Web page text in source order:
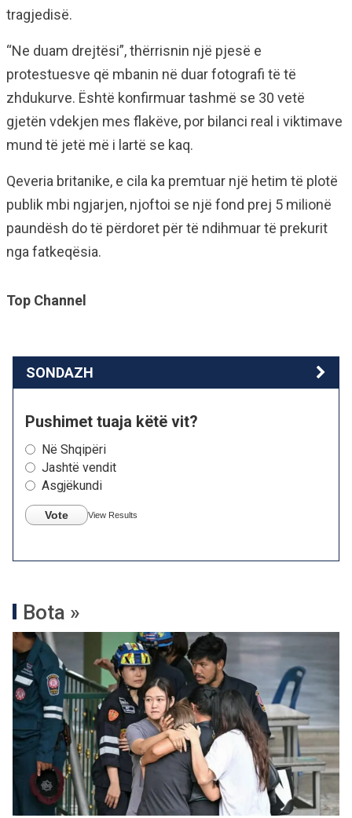
tragjedisë.
“Ne duam drejtësi”, thërrisnin një pjesë e
protestuesve që mbanin në duar fotografi të të
zhdukurve. Është konfirmuar tashmë se 30 vetë
gjetën vdekjen mes flakëve, por bilanci real i viktimave
mund të jetë më i lartë se kaq.
Qeveria britanike, e cila ka premtuar një hetim të plotë
publik mbi ngjarjen, njoftoi se një fond prej 5 milionë
paundësh do të përdoret për të ndihmuar të prekurit
nga fatkeqësia.
Top Channel
SONDAZH
Pushimet tuaja këtë vit?
Në Shqipëri
Jashtë vendit
Asgjëkundi
Vote View Results
Bota »